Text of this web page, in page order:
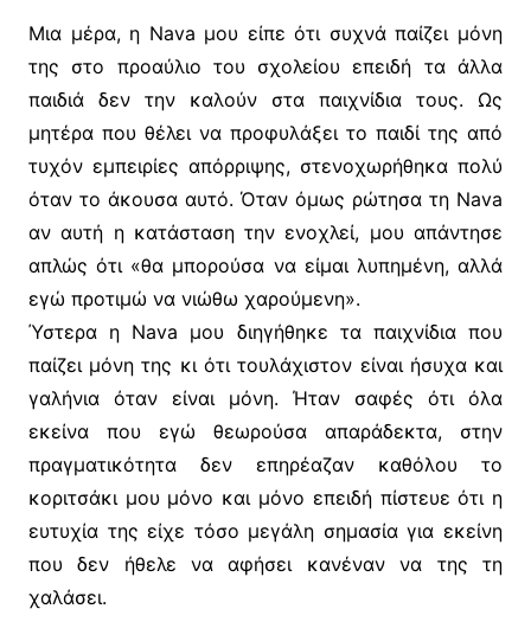
Μια μέρα, η Nava μου είπε ότι συχνά παίζει μόνη
της στο προαύλιο του σχολείου επειδή τα άλλα
παιδιά δεν την καλούν στα παιχνίδια τους. Ως
μητέρα που θέλει να προφυλάξει το παιδί της από
τυχόν εμπειρίες απόρριψης, στενοχωρήθηκα πολύ
όταν το άκουσα αυτό. Όταν όμως ρώτησα τη Nava
αν αυτή η κατάσταση την ενοχλεί, μου απάντησε
απλώς ότι «θα μπορούσα να είμαι λυπημένη, αλλά
εγώ προτιμώ να νιώθω χαρούμενη».
Ύστερα η Nava μου διηγήθηκε τα παιχνίδια που
παίζει μόνη της κι ότι τουλάχιστον είναι ήσυχα και
γαλήνια όταν είναι μόνη. Ήταν σαφές ότι όλα
εκείνα που εγώ θεωρούσα απαράδεκτα, στην
πραγματικότητα δεν επηρέαζαν καθόλου το
κοριτσάκι μου μόνο και μόνο επειδή πίστευε ότι η
ευτυχία της είχε τόσο μεγάλη σημασία για εκείνη
που δεν ήθελε να αφήσει κανέναν να της τη
χαλάσει.